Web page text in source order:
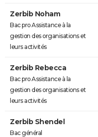
Zerbib Noham
Bac pro Assistance à la
gestion des organisations et
leurs activités
Zerbib Rebecca
Bac pro Assistance à la
gestion des organisations et
leurs activités
Zerbib Shendel
Bac général